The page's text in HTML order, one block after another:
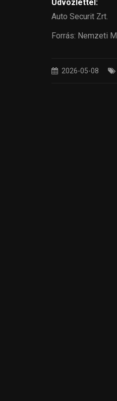
Üdvözlettel:
Auto Securit Zrt.
Forrás: Nemzeti
2026-05-08